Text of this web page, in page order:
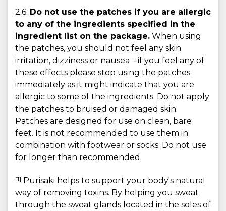
2.6. Do not use the patches if you are allergic
to any of the ingredients specified in the
ingredient list on the package. When using
the patches, you should not feel any skin
irritation, dizziness or nausea – if you feel any of
these effects please stop using the patches
immediately as it might indicate that you are
allergic to some of the ingredients. Do not apply
the patches to bruised or damaged skin.
Patches are designed for use on clean, bare
feet. It is not recommended to use them in
combination with footwear or socks. Do not use
for longer than recommended.
[1] Purisaki helps to support your body's natural
way of removing toxins. By helping you sweat
through the sweat glands located in the soles of